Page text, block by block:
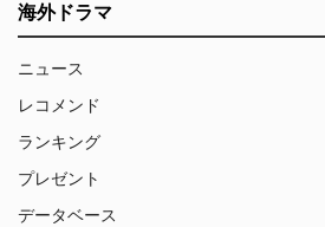
海外ドラマ
ニュース
レコメンド
ランキング
プレゼント
データベース